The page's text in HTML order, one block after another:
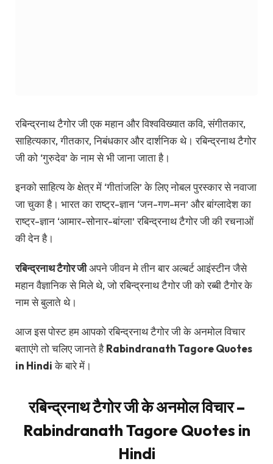
रबिन्द्रनाथ टैगोर जी एक महान और विश्वविख्यात कवि, संगीतकार,
साहित्यकार, गीतकार, निबंधकार और दार्शनिक थे। रबिन्द्रनाथ टैगोर
जी को ‘गुरुदेव’ के नाम से भी जाना जाता है।
इनको साहित्य के क्षेत्र में ‘गीतांजलि’ के लिए नोबल पुरस्कार से नवाजा
जा चुका है। भारत का राष्ट्र-ज्ञान ‘जन-गण-मन’ और बांग्लादेश का
राष्ट्र-ज्ञान ‘आमार-सोनार-बांग्ला’ रबिन्द्रनाथ टैगोर जी की रचनाओं
की देन है।
रबिन्द्रनाथ टैगोर जीअपने जीवन मे तीन बार अल्बर्ट आइंस्टीन जैसे
महान वैज्ञानिक से मिले थे, जो रबिन्द्रनाथ टैगोर जी को रब्बी टैगोर के
नाम से बुलाते थे।
आज इस पोस्ट हम आपको रबिन्द्रनाथ टैगोर जी के अनमोल विचार
बताएंगे तो चलिए जानते हैRabindranath Tagore Quotes
in Hindiके बारे में।
रबिन्द्रनाथ टैगोर जी के अनमोल विचार –
Rabindranath Tagore Quotes in
Hindi